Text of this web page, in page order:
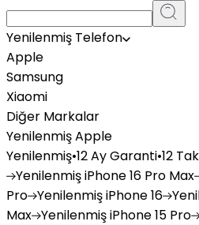
Yenilenmiş Telefon
Apple
Samsung
Xiaomi
Diğer Markalar
Yenilenmiş Apple
Yenilenmiş•12 Ay Garanti•12
YenilenmişiPhone 16 Pro Max
Pro YenilenmişiPhone 16
Max YenilenmişiPhone 15 Pro